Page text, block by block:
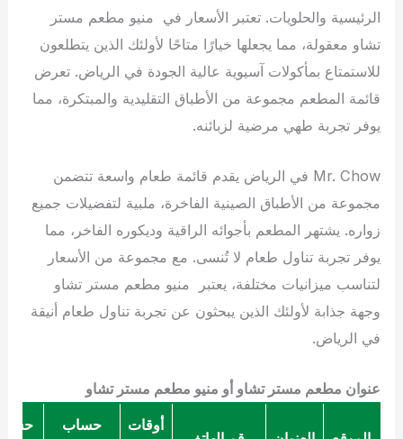
الرئيسية والحلويات. تعتبر الأسعار في منيو مطعم مستر
تشاو معقولة، مما يجعلها خيارًا متاحًا لأولئك الذين يتطلعون
للاستمتاع بمأكولات آسيوية عالية الجودة في الرياض. تعرض
قائمة المطعم مجموعة من الأطباق التقليدية والمبتكرة، مما
يوفر تجربة طهي مرضية لزبائنه.
Mr. Chow في الرياض يقدم قائمة طعام واسعة تتضمن
مجموعة من الأطباق الصينية الفاخرة، ملبية لتفضيلات جميع
زواره. يشتهر المطعم بأجوائه الراقية وديكوره الفاخر، مما
يوفر تجربة تناول طعام لا تُنسى. مع مجموعة من الأسعار
لتناسب ميزانيات مختلفة، يعتبر منيو مطعم مستر تشاو
وجهة جذابة لأولئك الذين يبحثون عن تجربة تناول طعام أنيقة
في الرياض.
عنوان مطعم مستر تشاو أو منيو مطعم مستر تشاو
أوقات
حساب